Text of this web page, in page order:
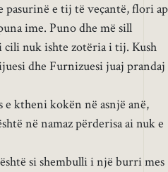
pasurinë e tij të veçantë, flori
ime. Puno dhe më sill
nuk ishte zotëria i tij. Kush
dhe Furnizuesi juaj prandaj
ktheni kokën në asnjë anë,
në namaz përderisa ai nuk e
si shembulli i një burri mes